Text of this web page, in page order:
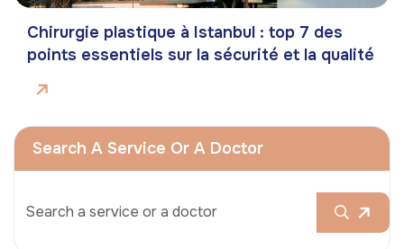
Chirurgie plastique à Istanbul : top 7 des
points essentiels sur la sécurité et la qualité
Search A Service Or A Doctor